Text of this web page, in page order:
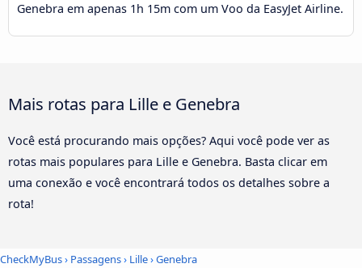
Genebra em apenas 1h 15m com um Voo da EasyJet Airline.
Mais rotas para Lille e Genebra
Você está procurando mais opções? Aqui você pode ver as
rotas mais populares para Lille e Genebra. Basta clicar em
uma conexão e você encontrará todos os detalhes sobre a
rota!
CheckMyBus› Passagens› Lille›Genebra